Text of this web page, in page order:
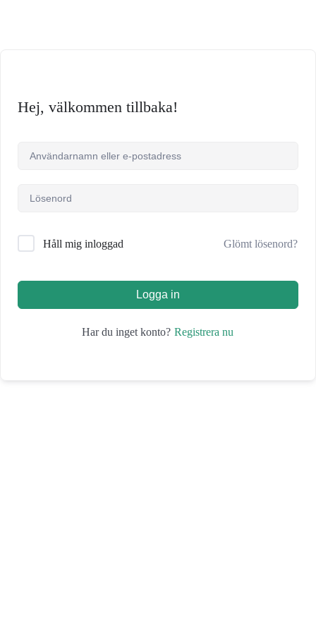
Hej, välkommen tillbaka!
Håll mig inloggad Glömt lösenord?
Logga in
Har du inget konto? Registrera nu